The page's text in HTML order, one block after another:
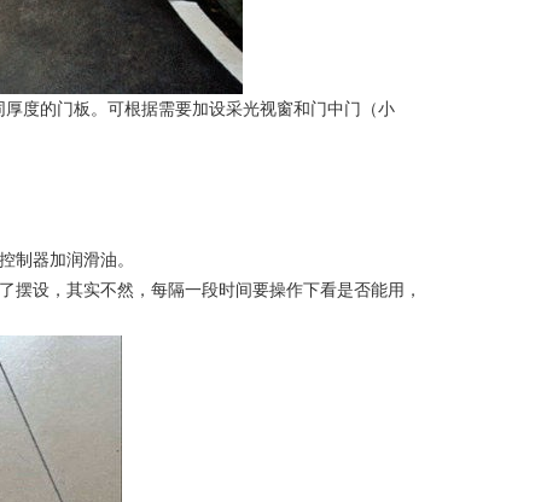
的门板。可根据需要加设采光视窗和门中门（小
器加润滑油。
设，其实不然，每隔一段时间要操作下看是否能用，